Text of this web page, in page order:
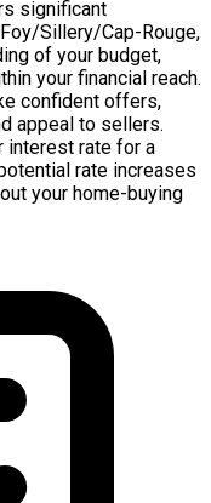
significant
Sillery/Cap-Rouge,
of your budget,
your financial reach.
confident offers,
appeal to sellers.
interest rate for a
rate increases
your home-buying